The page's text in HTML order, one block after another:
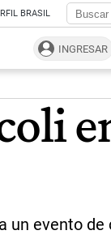
BRASIL
INGRESAR
un evento de